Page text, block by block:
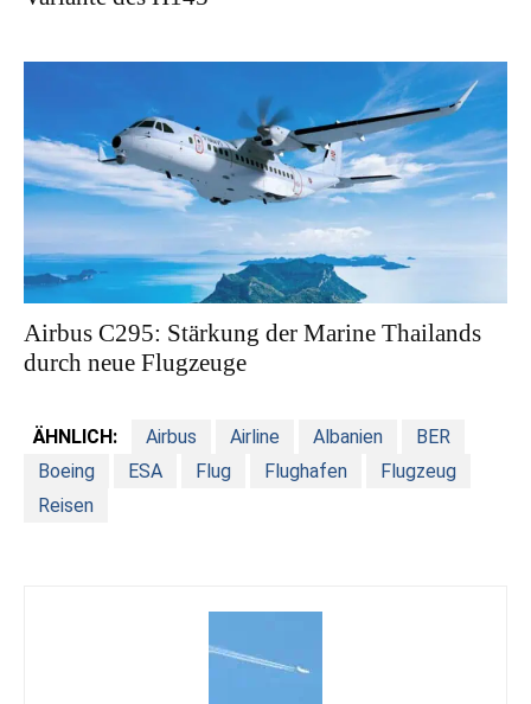
Airbus C295: Stärkung der Marine Thailands
durch neue Flugzeuge
ÄHNLICH: Airbus Airline Albanien
BER
Boeing
ESA Flug Flughafen
Flugzeug
Reisen